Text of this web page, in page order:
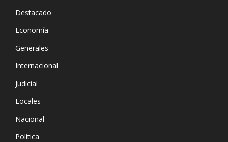
Destacado
Economía
Generales
Internacional
Judicial
Locales
Nacional
Política